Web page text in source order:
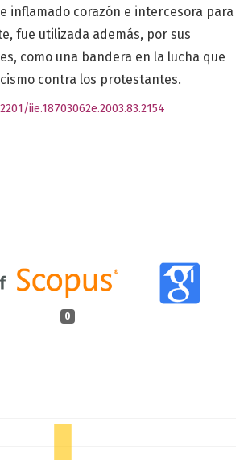
0
inflamado corazón e intercesora para
fue utilizada además, por sus
como una bandera en la lucha que
contra los protestantes.
iie.18703062e.2003.83.2154